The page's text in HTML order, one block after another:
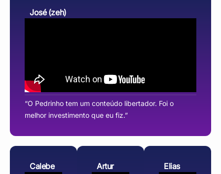
José (zeh)
“O Pedrinho tem um conteúdo libertador. Foi o
melhor investimento que eu fiz.”
Calebe Artur Elias